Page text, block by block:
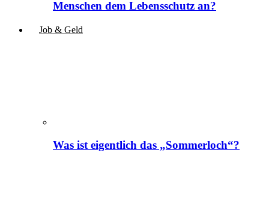
Menschen dem Lebensschutz an?
Job & Geld
Was ist eigentlich das „Sommerloch“?